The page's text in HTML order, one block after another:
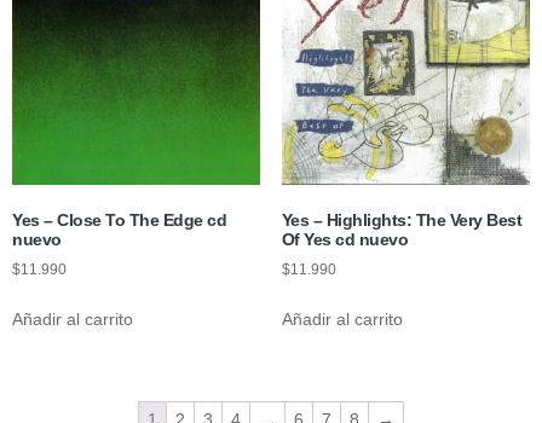
Yes – Close To The Edge cd
nuevo
$11.990
Añadir al carrito
Yes – Highlights: The Very Best
Of Yes cd nuevo
$11.990
Añadir al carrito
1 2 3 4 6 7 8 →